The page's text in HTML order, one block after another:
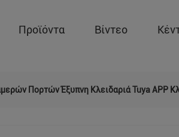
Προϊόντα Βίντεο
Πορτών Έξυπνη Κλειδαριά Tuya APP